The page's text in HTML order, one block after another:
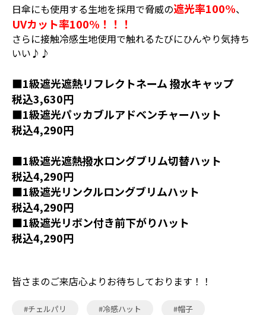
日傘にも使用する生地を採用で脅威の遮光率100%、
UVカット率100%！！！
さらに接触冷感生地使用で触れるたびにひんやり気持ち
いい♪♪
■1級遮光遮熱リフレクトネーム 撥水キャップ
税込3,630円
■1級遮光パッカブルアドベンチャーハット
税込4,290円
■1級遮光遮熱撥水ロングブリム切替ハット
税込4,290円
■1級遮光リンクルロングブリムハット
税込4,290円
■1級遮光リボン付き前下がりハット
税込4,290円
皆さまのご来店心よりお待ちしております！！
#チェルパリ #冷感ハット #帽子